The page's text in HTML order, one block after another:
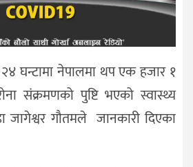
घन्टामा नेपालमा थप एक हजार १
संक्रमणको पुष्टि भएको स्वास्थ्य
जागेश्वर गौतमले जानकारी दिएका